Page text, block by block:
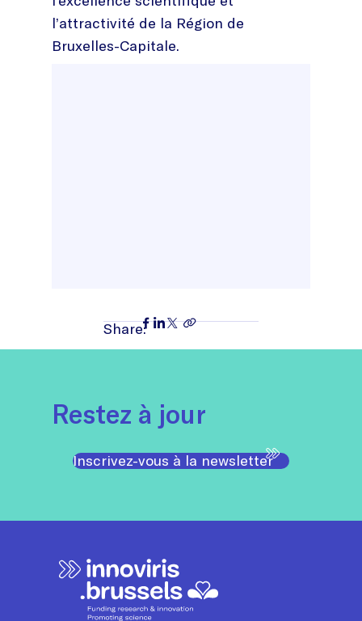
l’attractivité de la Région de
Bruxelles-Capitale.
Share:
Restez à jour
Inscrivez-vous à la newsletter